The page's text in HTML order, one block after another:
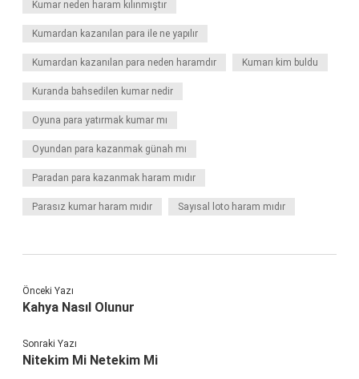
Kumar neden haram kılınmıştır
Kumardan kazanılan para ile ne yapılır
Kumardan kazanılan para neden haramdır Kumarı kim buldu
Kuranda bahsedilen kumar nedir
Oyuna para yatırmak kumar mı
Oyundan para kazanmak günah mı
Paradan para kazanmak haram mıdır
Parasız kumar haram mıdır Sayısal loto haram mıdır
Önceki Yazı
Kahya Nasıl Olunur
Sonraki Yazı
Nitekim Mi Netekim Mi